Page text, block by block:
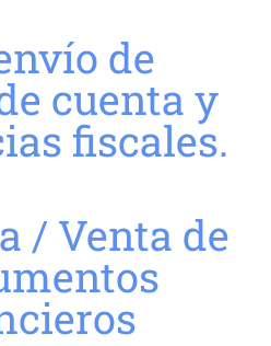
de
cuenta y
fiscales.
/ Venta de